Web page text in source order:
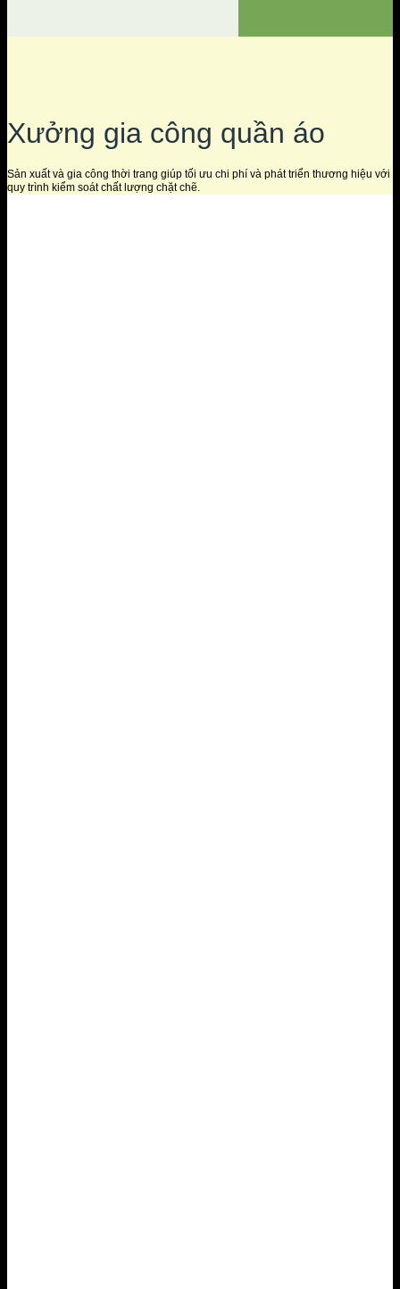
Xưởng gia công quần áo
Sản xuất và gia công thời trang giúp tối ưu chi phí và phát triển thương hiệu với
quy trình kiểm soát chất lượng chặt chẽ.